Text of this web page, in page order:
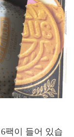
팩이 들어 있습